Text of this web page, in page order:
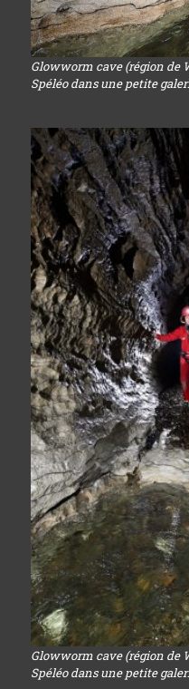
Glowworm cave (région de
Spéléo dans une petite
Glowworm cave (région de
Spéléo dans une petite